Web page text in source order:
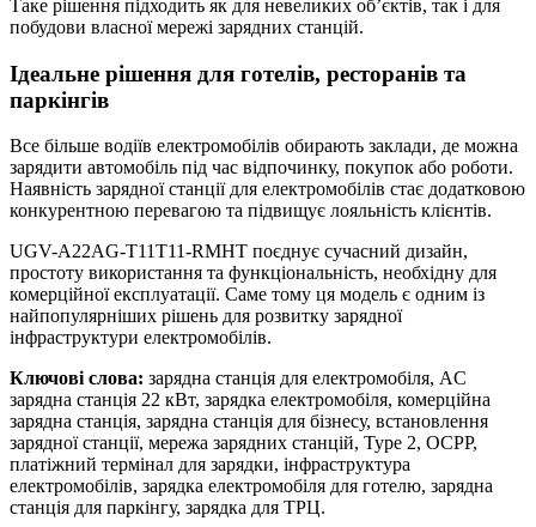
Таке рішення підходить як для невеликих об’єктів, так і для
побудови власної мережі зарядних станцій.
Ідеальне рішення для готелів, ресторанів та
паркінгів
Все більше водіїв електромобілів обирають заклади, де можна
зарядити автомобіль під час відпочинку, покупок або роботи.
Наявність зарядної станції для електромобілів стає додатковою
конкурентною перевагою та підвищує лояльність клієнтів.
UGV-A22AG-T11T11-RMHT поєднує сучасний дизайн,
простоту використання та функціональність, необхідну для
комерційної експлуатації. Саме тому ця модель є одним із
найпопулярніших рішень для розвитку зарядної
інфраструктури електромобілів.
Ключові слова: зарядна станція для електромобіля, AC
зарядна станція 22 кВт, зарядка електромобіля, комерційна
зарядна станція, зарядна станція для бізнесу, встановлення
зарядної станції, мережа зарядних станцій, Type 2, OCPP,
платіжний термінал для зарядки, інфраструктура
електромобілів, зарядка електромобіля для готелю, зарядна
станція для паркінгу, зарядка для ТРЦ.